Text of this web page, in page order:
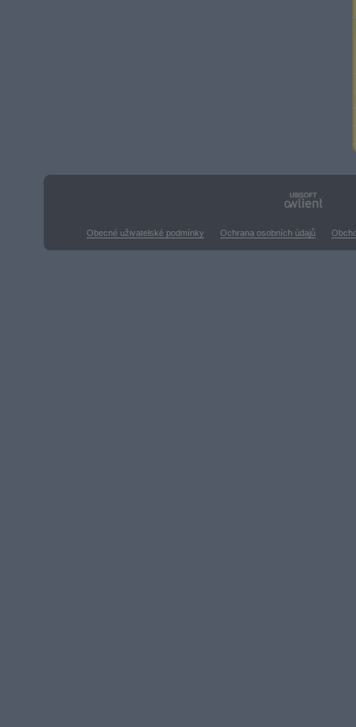
Obecné uživatelské podmínky Ochrana osobních údajů